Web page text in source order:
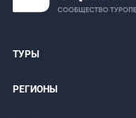
ТУРЫ
РЕГИОНЫ